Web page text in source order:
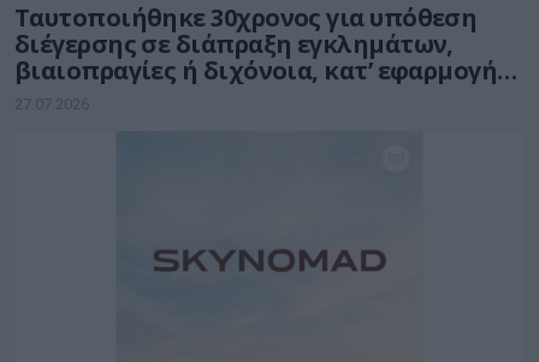
Ταυτοποιήθηκε 30χρονος για υπόθεση
διέγερσης σε διάπραξη εγκλημάτων,
βιαιοπραγίες ή διχόνοια, κατ’ εφαρμογή
της Ευρωπαϊκής Πράξης για τις Ψηφιακές
27.07.2026